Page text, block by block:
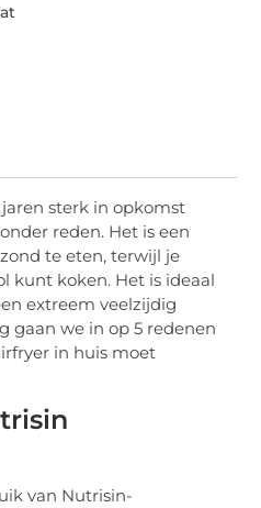
sterk in opkomst
reden. Het is een
te eten, terwijl je
kunt koken. Het is ideaal
extreem veelzijdig
gaan we in op 5 redenen
in huis moet
van Nutrisin-